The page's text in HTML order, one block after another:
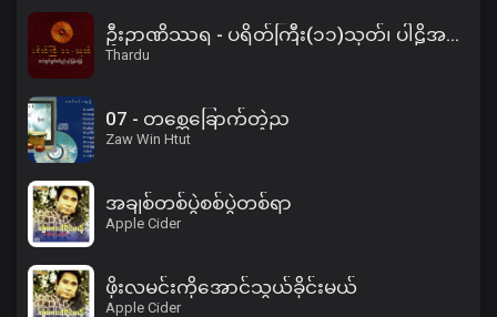
ဦးဉာဏိဿရ - ပရိတ်ကြီး(၁၁)သုတ်၊ ပါဠိအနက် (၂)
Thardu
07 - တစ္ဆေခြောက်တဲ့ည
Zaw Win Htut
အချစ်တစ်ပွဲစစ်ပွဲတစ်ရာ
Apple Cider
ဖိုးလမင်းကိုအောင်သွယ်ခိုင်းမယ်
Apple Cider